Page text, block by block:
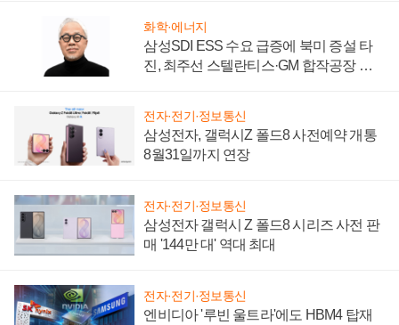
화학·에너지
삼성SDI ESS 수요 급증에 북미 증설 타
진, 최주선 스텔란티스·GM 합작공장 건
전자·전기·정보통신
삼성전자, 갤럭시Z 폴드8 사전예약 개통
8월31일까지 연장
전자·전기·정보통신
삼성전자 갤럭시 Z 폴드8 시리즈 사전 판
매 '144만 대' 역대 최대
전자·전기·정보통신
엔비디아 '루빈 울트라'에도 HBM4 탑재